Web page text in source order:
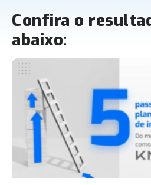
Confira o
abaixo: